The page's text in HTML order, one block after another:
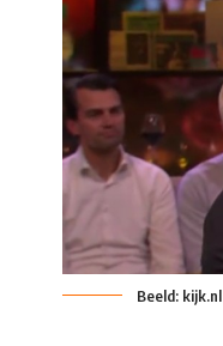
Beeld: kijk.nl